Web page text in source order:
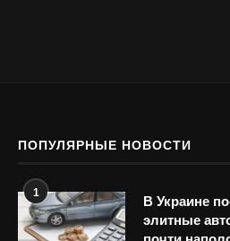
ПОПУЛЯРНЫЕ НОВОСТИ
1
В Украине
элитные